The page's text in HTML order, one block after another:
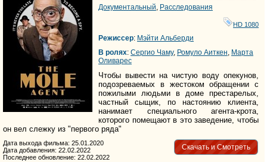
Документальный Расследования
HD 1080
Режиссер: Мэйти Альберди
В ролях: Сергио Чамy, Ромуло Аиткен Марта
Оливарес
Чтобы вывести на чистую воду опекунов,
подозреваемых в жестоком обращении с
пожилыми людьми в доме престарелых,
частный сыщик, по настоянию клиента,
нанимает специального агента-крота,
которого помещают в это заведение, чтобы
он вел слежку из "первого ряда"
Скачать и Смотреть
Дата выхода фильма: 25.01.2020
Дата добавления: 22.02.2022
Последнее обновление: 22.02.2022